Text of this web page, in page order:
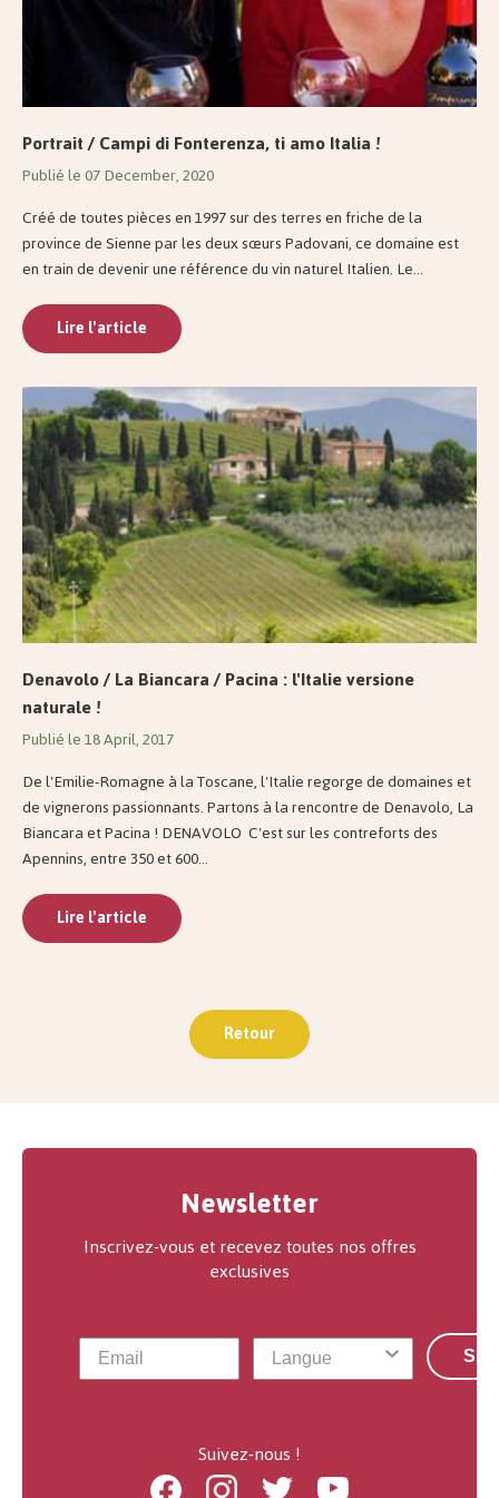
Portrait / Campi di Fonterenza, ti amo Italia !
Publié le 07 December, 2020
Créé de toutes pièces en 1997 sur des terres en friche de la
province de Sienne par les deux sœurs Padovani, ce domaine est
en train de devenir une référence du vin naturel Italien. Le...
Lire l'article
Denavolo / La Biancara / Pacina : l'Italie versione
naturale !
Publié le 18 April, 2017
De l'Emilie-Romagne à la Toscane, l'Italie regorge de domaines et
de vignerons passionnants. Partons à la rencontre de Denavolo, La
Biancara et Pacina ! DENAVOLO C'est sur les contreforts des
Apennins, entre 350 et 600...
Lire l'article
Retour
Newsletter
Inscrivez-vous et recevez toutes nos offres
exclusives
Suivez-nous !
FacebookInstagramTwitter Youtube